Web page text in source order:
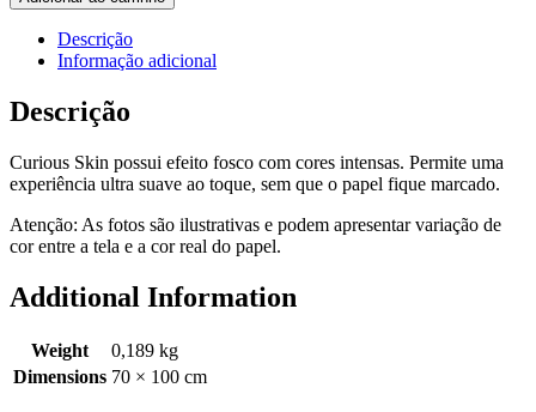
Descrição
Informação adicional
Descrição
Curious Skin possui efeito fosco com cores intensas. Permite uma
experiência ultra suave ao toque, sem que o papel fique marcado.
Atenção: As fotos são ilustrativas e podem apresentar variação de
cor entre a tela e a cor real do papel.
Additional Information
Weight
0,189 kg
Dimensions 70 × 100 cm